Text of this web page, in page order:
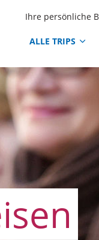
Ihre persönliche
ALLE TRIPS